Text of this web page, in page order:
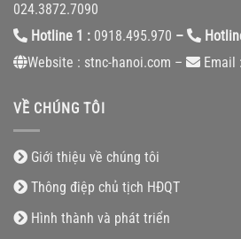
024.3872.7090
Hotline 1 : 0918.495.970 –
Website : stnc-hanoi.com –
Email
VỀ CHÚNG TÔI
Giới thiệu về chúng tôi
Thông điệp chủ tịch HĐQT
Hình thành và phát triển